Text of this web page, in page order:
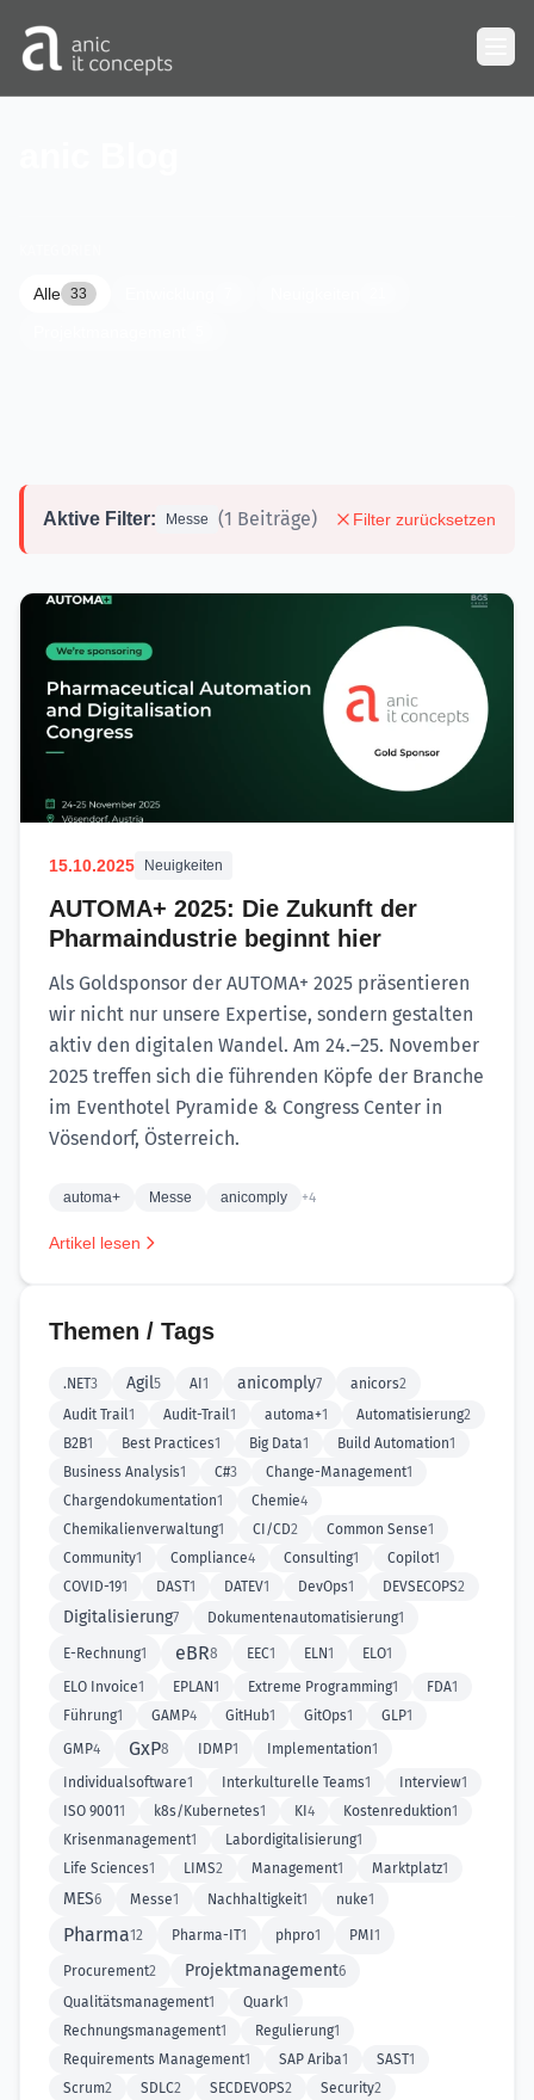
Alle 33
Themen / Tags
.NET3 Agil5 AI 1 anicomply7 anicors2
Audit Trail1 Audit-Trail1 automa+1 Automatisierung2
B2B1 Best Practices1 Big Data1 Build Automation1
Business Analysis1 C#3 Change-Management1
Chargendokumentation1 Chemie4
Chemikalienverwaltung1 CI/CD2 Common Sense1
Community1 Compliance4 Consulting1 Copilot1
COVID-191 DAST1 DATEV1 DevOps1 DEVSECOPS2
Digitalisierung7 Dokumentenautomatisierung1
E-Rechnung1 eBR8 EEC1 ELN1 ELO1
ELO Invoice1 EPLAN1 Extreme Programming1 FDA1
Führung1 GAMP4 GitHub1 GitOps1 GLP1
GMP4 GxP8 IDMP1 Implementation1
Individualsoftware1 Interkulturelle Teams1 Interview1
ISO 90011 k8s/Kubernetes1 KI 4 Kostenreduktion1
Krisenmanagement1 Labordigitalisierung1
Life Sciences1 LIMS2 Management1 Marktplatz1
MES6 Messe1 Nachhaltigkeit1 nuke1
Pharma12 Pharma-IT1 phpro1 PMI 1
Procurement2 Projektmanagement6
Qualitätsmanagement1 Quark1
Rechnungsmanagement1 Regulierung1
Requirements Management1 SAP Ariba1 SAST1
Scrum2 SDLC2 SECDEVOPS2 Security2
Aktive Filter: Messe (1 Beiträge) Filter zurücksetzen
15.10.2025 Neuigkeiten
AUTOMA+ 2025: Die Zukunft der
Pharmaindustrie beginnt hier
Als Goldsponsor der AUTOMA+ 2025 präsentieren
wir nicht nur unsere Expertise, sondern gestalten
aktiv den digitalen Wandel. Am 24.–25. November
2025 treffen sich die führenden Köpfe der Branche
im Eventhotel Pyramide & Congress Center in
Vösendorf, Österreich.
automa+ Messe anicomply +4
Artikel lesen